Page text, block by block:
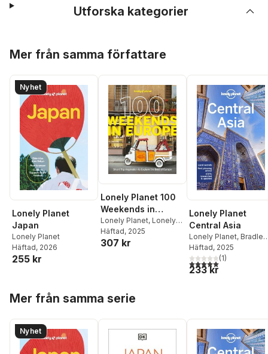
Utforska kategorier
Mer från samma författare
Nyhet
Lonely Planet
Japan
Lonely Planet
Häftad, 2026
255 kr
Lonely Planet 100
Weekends in
Europe
Lonely Planet, Lonely
Planet
Häftad, 2025
307 kr
Lonely Planet
Central Asia
Lonely Planet, Bradley
Mayhew,Mark Elliott
Anna Kaminski
Stephen Lioy
Häftad, 2025
5,0utav 5 stjärnor.
(1)
233 kr
Mer från samma serie
Nyhet